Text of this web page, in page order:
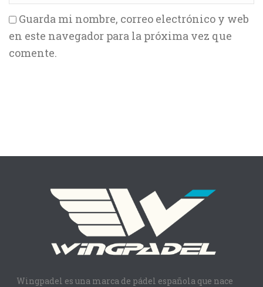
Guarda mi nombre, correo electrónico y web
en este navegador para la próxima vez que
comente.
Wingpadel es una marca de pádel española que nace